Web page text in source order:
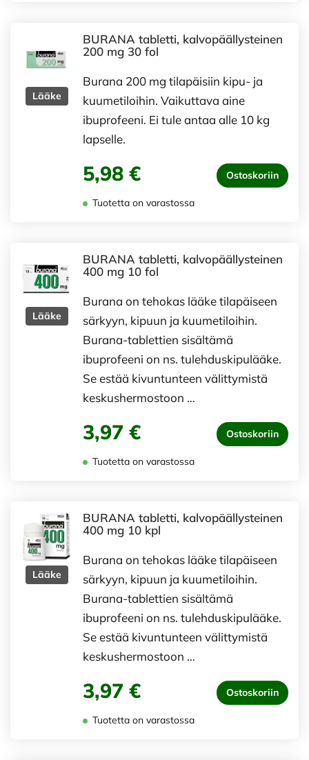
Lääke
BURANA tabletti, kalvopäällysteinen
200 mg 30 fol
Burana 200 mg tilapäisiin kipu- ja
kuumetiloihin. Vaikuttava aine
ibuprofeeni. Ei tule antaa alle 10 kg
lapselle.
5,98 € Ostoskoriin
Tuotetta on varastossa
Lääke
BURANA tabletti, kalvopäällysteinen
400 mg 10 fol
Burana on tehokas lääke tilapäiseen
särkyyn, kipuun ja kuumetiloihin.
Burana-tablettien sisältämä
ibuprofeeni on ns. tulehduskipulääke.
Se estää kivuntunteen välittymistä
keskushermostoon …
3,97 € Ostoskoriin
Tuotetta on varastossa
Lääke
BURANA tabletti, kalvopäällysteinen
400 mg 10 kpl
Burana on tehokas lääke tilapäiseen
särkyyn, kipuun ja kuumetiloihin.
Burana-tablettien sisältämä
ibuprofeeni on ns. tulehduskipulääke.
Se estää kivuntunteen välittymistä
keskushermostoon …
3,97 € Ostoskoriin
Tuotetta on varastossa